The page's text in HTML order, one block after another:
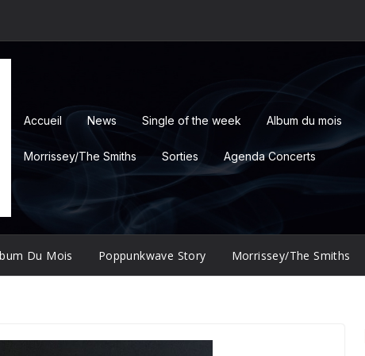
Accueil News Single of the week Album du mois
Morrissey/The Smiths Sorties Agenda Concerts
Du Mois Poppunkwave Story Morrissey/The Smiths